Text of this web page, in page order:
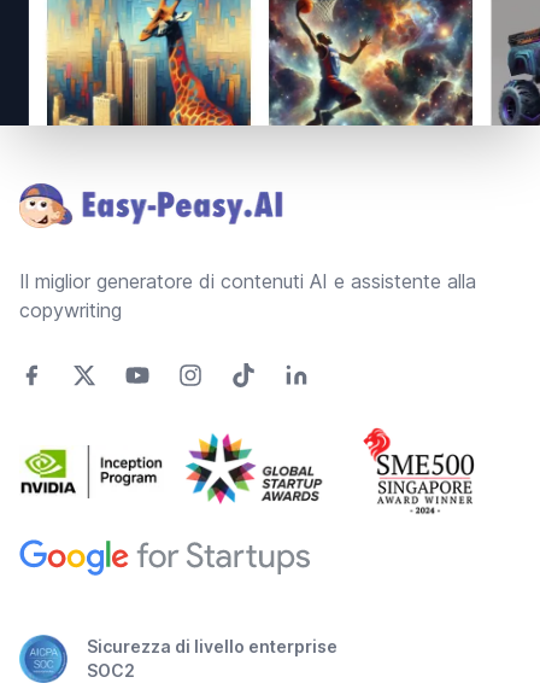
Il miglior generatore di contenuti AI e assistente alla
copywriting
Sicurezza di livello enterprise
SOC2